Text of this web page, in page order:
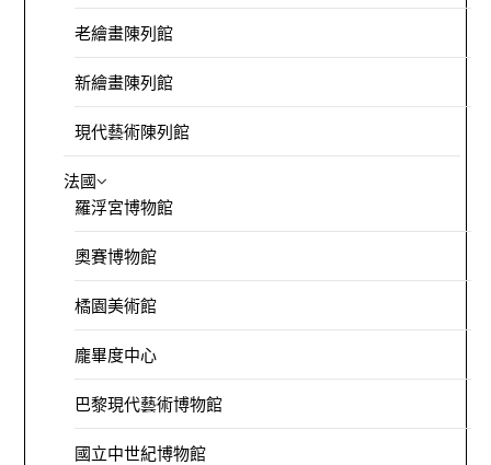
老繪畫陳列館
新繪畫陳列館
現代藝術陳列館
法國
羅浮宮博物館
奧賽博物館
橘園美術館
龐畢度中心
巴黎現代藝術博物館
國立中世紀博物館